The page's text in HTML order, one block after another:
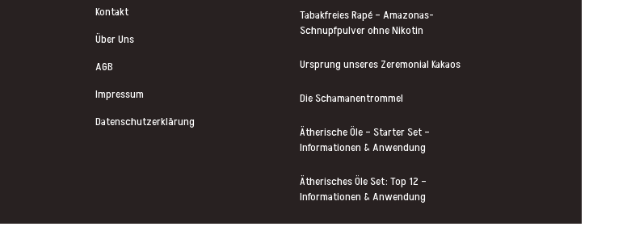
Kontakt
Über Uns
AGB
Impressum
Datenschutzerklärung
Tabakfreies Rapé – Amazonas-
Schnupfpulver ohne Nikotin
Ursprung unseres Zeremonial Kakaos
Die Schamanentrommel
Ätherische Öle – Starter Set –
Informationen & Anwendung
Ätherisches Öle Set: Top 12 –
Informationen & Anwendung